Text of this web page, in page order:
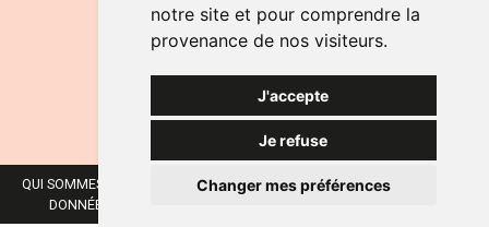
notre site et pour comprendre la
provenance de nos visiteurs.
J'accepte
Je refuse
Changer mes préférences
QUI SOMMES-NOUS ? NOS MARQUES MENTIONS LÉGALES
DONNÉES PERSONNELLES